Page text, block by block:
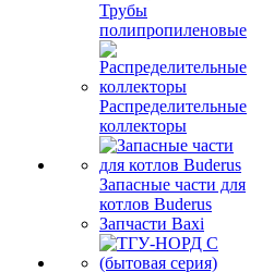
Трубы
полипропиленовые
Распределительные
коллекторы
Запасные части для
котлов Buderus
Запчасти Baxi